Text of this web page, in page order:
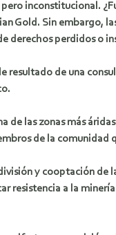
inconstitucional.
Gold. Sin embargo,
derechos perdidos o
resultado de una
las zonas más
de la
y cooptación de
resistencia a la minería